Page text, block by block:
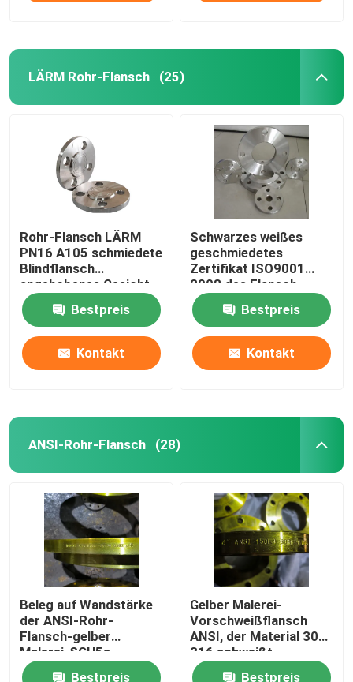
LÄRM Rohr-Flansch (25)
Rohr-Flansch LÄRM
PN16 A105 schmiedete
Blindflansch
angehobenes Gesicht
Bestpreis
Kontakt
Schwarzes weißes
geschmiedetes
Zertifikat ISO9001
2008 des Flansch-
Gost-12820
Bestpreis
Kontakt
ANSI-Rohr-Flansch (28)
Beleg auf Wandstärke
der ANSI-Rohr-
Flansch-gelber
Malerei-SCH5s-
SCH160
Bestpreis
Gelber Malerei-
Vorschweißflansch
ANSI, der Material 304
316 schweißt
Bestpreis